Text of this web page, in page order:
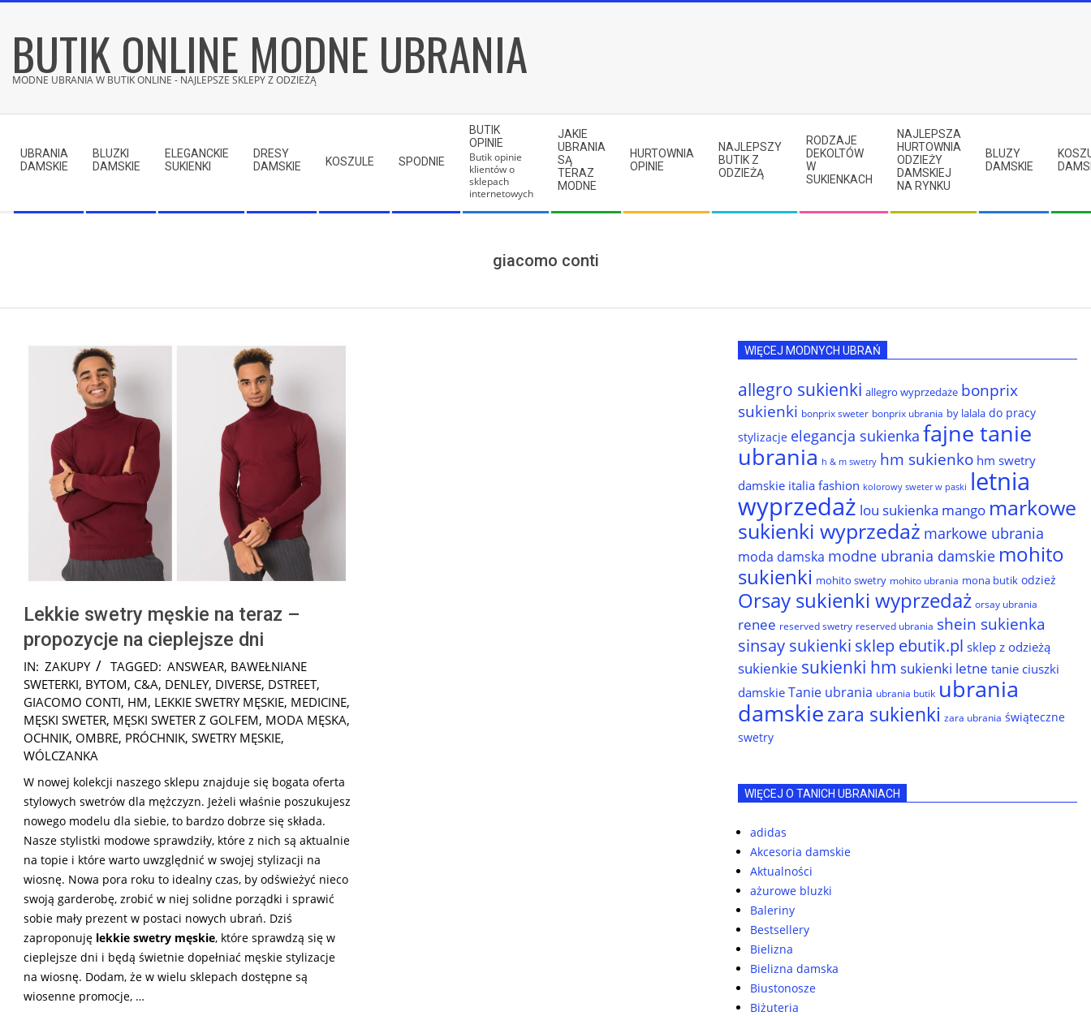
contentBUTIK ONLINE MODNE UBRANIA
MODNE UBRANIA W BUTIK ONLINE - NAJLEPSZE SKLEPY Z ODZIEŻĄ
Menu
UBRANIA
DAMSKIE
BLUZKI
DAMSKIE
ELEGANCKIE
SUKIENKI
DRESY
DAMSKIE
KOSZULE SPODNIE
BUTIK
OPINIE
Butik opinie
klientów o
sklepach
internetowych
JAKIE
UBRANIA
SĄ
TERAZ
MODNE
HURTOWNIA
OPINIE
NAJLEPSZY
BUTIK Z
ODZIEŻĄ
RODZAJE
DEKOLTÓW
W
SUKIENKACH
NAJLEPSZA
HURTOWNIA
ODZIEŻY
DAMSKIEJ
NA RYNKU
BLUZY
DAMSKIE
giacomo conti
Lekkie swetry męskie na teraz –
propozycje na cieplejsze dni
2025-
01-
15
IN: ZAKUPY TAGGED: ANSWEAR, BAWEŁNIANE
SWETERKI, BYTOM, C&A, DENLEY, DIVERSE, DSTREET,
GIACOMO CONTI, HM, LEKKIE SWETRY MĘSKIE, MEDICINE,
MĘSKI SWETER, MĘSKI SWETER Z GOLFEM, MODA MĘSKA,
OCHNIK, OMBRE, PRÓCHNIK, SWETRY MĘSKIE,
WÓLCZANKA
W nowej kolekcji naszego sklepu znajduje się bogata oferta
stylowych swetrów dla mężczyzn. Jeżeli właśnie poszukujesz
nowego modelu dla siebie, to bardzo dobrze się składa.
Nasze stylistki modowe sprawdziły, które z nich są aktualnie
na topie i które warto uwzględnić w swojej stylizacji na
wiosnę. Nowa pora roku to idealny czas, by odświeżyć nieco
swoją garderobę, zrobić w niej solidne porządki i sprawić
sobie mały prezent w postaci nowych ubrań. Dziś
zaproponuję lekkie swetry męskie, które sprawdzą się w
cieplejsze dni i będą świetnie dopełniać męskie stylizacje
na wiosnę. Dodam, że w wielu sklepach dostępne są
wiosenne promocje, …
WIĘCEJ MODNYCH UBRAŃ
allegro sukienki allegro wyprzedaże bonprix
sukienki bonprix sweter bonprix ubrania by lalala do pracy
stylizacje elegancja sukienka fajne tanie
ubrania h & m swetry hm sukienko hm swetry
damskie italia fashion kolorowy sweter w paski letnia
wyprzedaż lou sukienka mango markowe
sukienki wyprzedaż markowe ubrania
moda damska modne ubrania damskie mohito
sukienki mohito swetry mohito ubrania mona butik odzież
Orsay sukienki wyprzedaż orsay ubrania
renee reserved swetry reserved ubrania shein sukienka
sinsay sukienki sklep ebutik.pl sklep z odzieżą
sukienkie sukienki hm sukienki letne tanie ciuszki
damskie Tanie ubrania ubrania butik ubrania
damskiezara sukienki zara ubrania świąteczne
swetry
WIĘCEJ O TANICH UBRANIACH
adidas
Akcesoria damskie
Aktualności
ażurowe bluzki
Baleriny
Bestsellery
Bielizna
Bielizna damska
Biustonosze
Biżuteria